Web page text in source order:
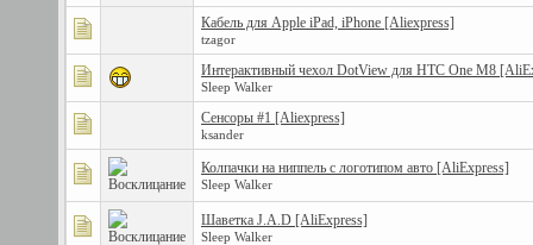
Кабель для Apple iPad, iPhone [Aliexpress]
tzagor
Интерактивный чехол DotView для HTC One M8
Sleep Walker
Сенсоры #1 [Aliexpress]
ksander
Колпачки на ниппель с логотипом авто [AliExpress]
Sleep Walker
Шаветка J.A.D [AliExpress]
Sleep Walker